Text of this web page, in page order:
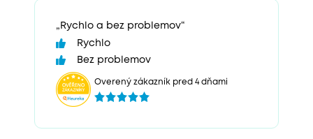
„Rychlo a bez problemov“
Rychlo
Bez problemov
Overený zákazník pred 4 dňami